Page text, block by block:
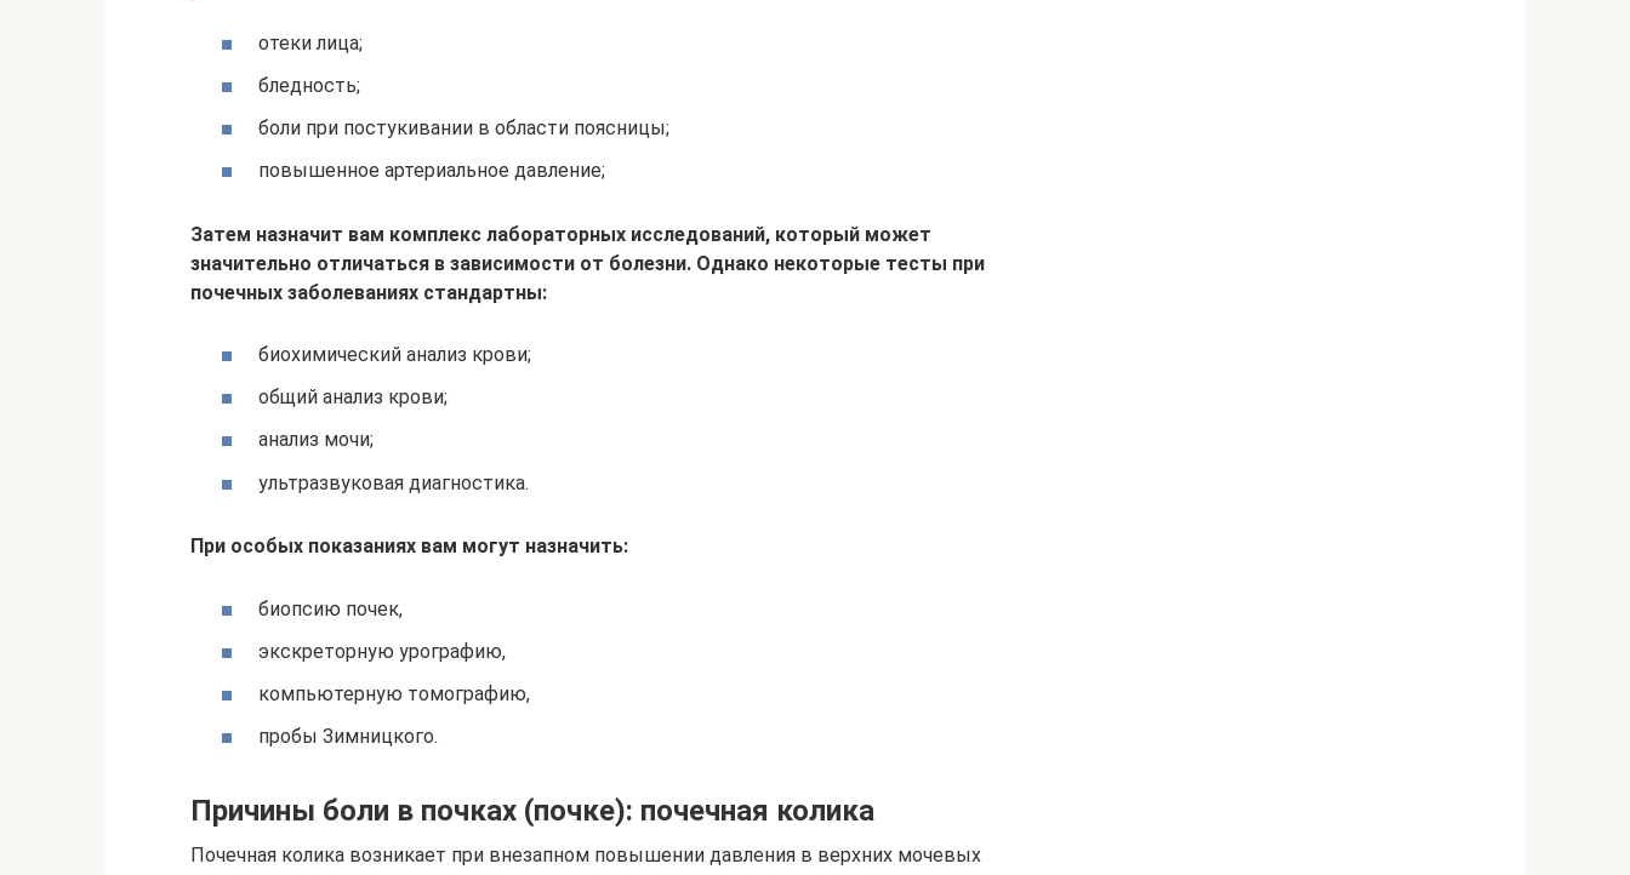
отеки лица;
бледность;
боли при постукивании в области поясницы;
повышенное артериальное давление;
Затем назначит вам комплекс лабораторных исследований, который может
значительно отличаться в зависимости от болезни. Однако некоторые тесты при
почечных заболеваниях стандартны:
биохимический анализ крови;
общий анализ крови;
анализ мочи;
ультразвуковая диагностика.
При особых показаниях вам могут назначить:
биопсию почек,
экскреторную урографию,
компьютерную томографию,
пробы Зимницкого.
Причины боли в почках (почке): почечная колика
Почечная колика возникает при внезапном повышении давления в верхних мочевых